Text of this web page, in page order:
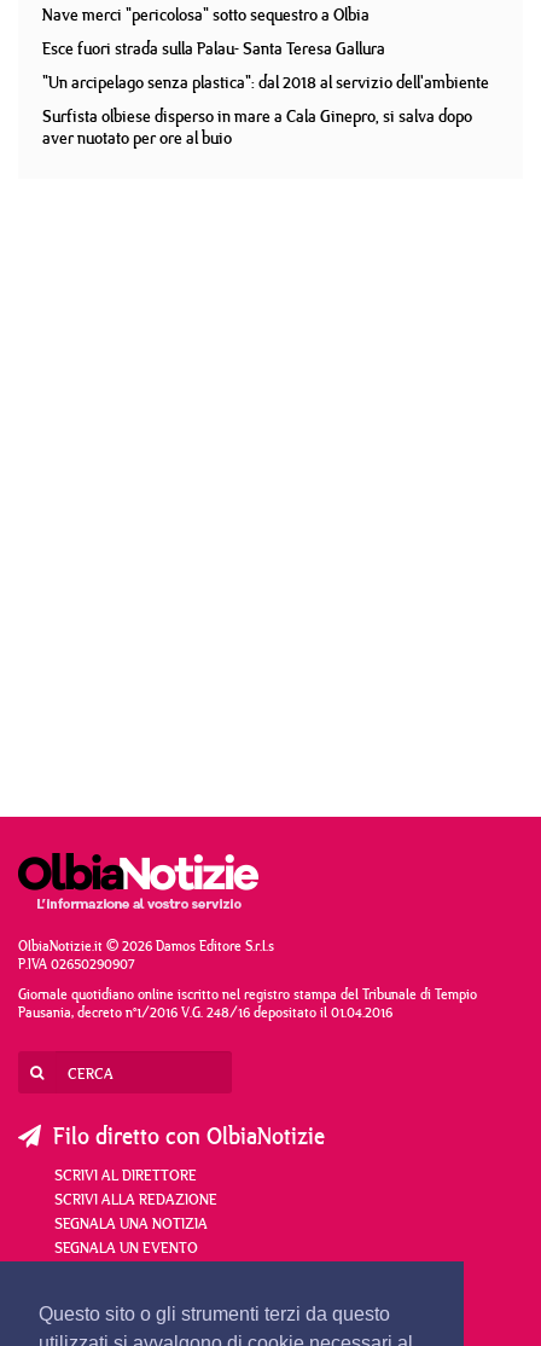
Questo sito o gli strumenti terzi da questo
Nave merci "pericolosa" sotto sequestro a Olbia
Esce fuori strada sulla Palau- Santa Teresa Gallura
"Un arcipelago senza plastica": dal 2018 al servizio dell'ambiente
Surfista olbiese disperso in mare a Cala Ginepro, si salva dopo
aver nuotato per ore al buio
OlbiaNotizie.it © 2026 Damos Editore S.r.l.s
P.IVA 02650290907
Giornale quotidiano online iscritto nel registro stampa del Tribunale di Tempio
Pausania, decreto n°1/2016 V.G. 248/16 depositato il 01.04.2016
Filo diretto con OlbiaNotizie
SCRIVI AL DIRETTORE
SCRIVI ALLA REDAZIONE
SEGNALA UNA NOTIZIA
SEGNALA UN EVENTO
redazione@olbianotizie.it